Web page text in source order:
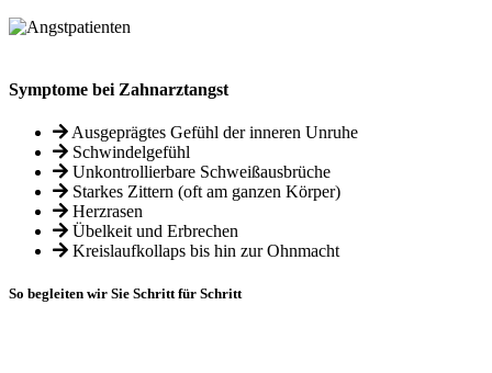
Symptome bei Zahnarztangst
Ausgeprägtes Gefühl der inneren Unruhe
Schwindelgefühl
Unkontrollierbare Schweißausbrüche
Starkes Zittern (oft am ganzen Körper)
Herzrasen
Übelkeit und Erbrechen
Kreislaufkollaps bis hin zur Ohnmacht
So begleiten wir Sie Schritt für Schritt